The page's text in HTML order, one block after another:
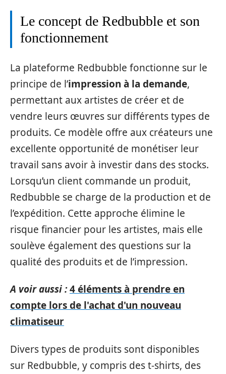
Le concept de Redbubble et son
fonctionnement
La plateforme Redbubble fonctionne sur le
principe de l’impression à la demande,
permettant aux artistes de créer et de
vendre leurs œuvres sur différents types de
produits. Ce modèle offre aux créateurs une
excellente opportunité de monétiser leur
travail sans avoir à investir dans des stocks.
Lorsqu’un client commande un produit,
Redbubble se charge de la production et de
l’expédition. Cette approche élimine le
risque financier pour les artistes, mais elle
soulève également des questions sur la
qualité des produits et de l’impression.
A voir aussi :4 éléments à prendre en
compte lors de l'achat d'un nouveau
climatiseur
Divers types de produits sont disponibles
sur Redbubble, y compris des t-shirts, des